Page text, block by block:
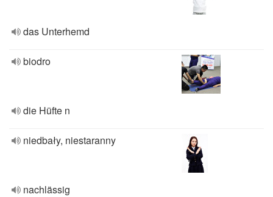
das Unterhemd
biodro
die Hüfte n
niedbały, niestaranny
nachlässig